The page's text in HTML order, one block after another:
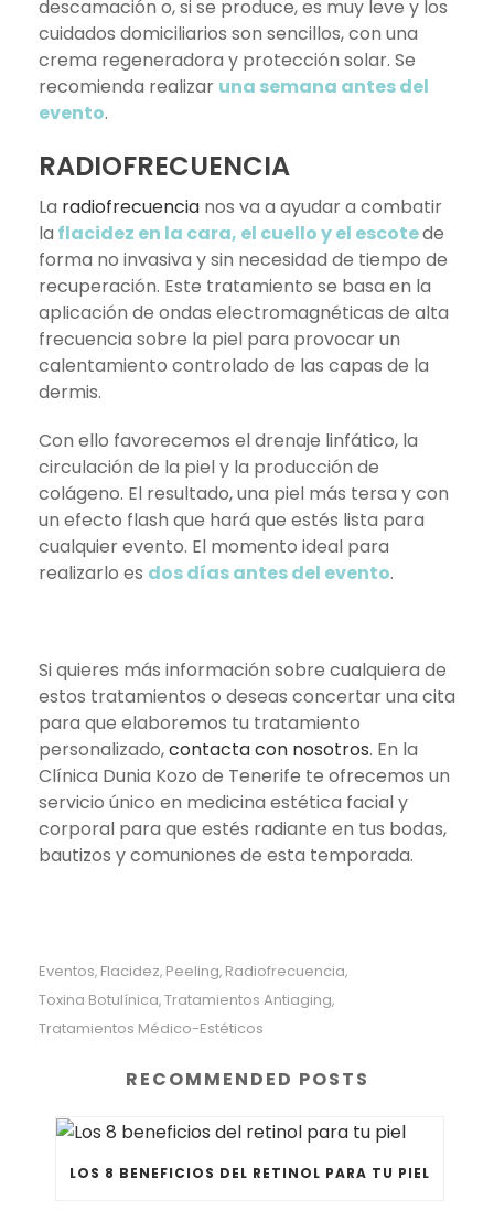
descamación o, si se produce, es muy leve y los
cuidados domiciliarios son sencillos, con una
crema regeneradora y protección solar.​ Se
recomienda realizar una semana antes del
evento.
RADIOFRECUENCIA
La radiofrecuencia nos va a ayudar a combatir
la flacidez en la cara, el cuello y el escotede
forma no invasiva y sin necesidad de tiempo de
recuperación. Este tratamiento se basa en la
aplicación de ondas electromagnéticas de alta
frecuencia sobre la piel para provocar un
calentamiento controlado de las capas de la
dermis.
Con ello favorecemos el drenaje linfático, la
circulación de la piel y la producción de
colágeno. El resultado, una piel más tersa y con
un efecto flash que hará que estés lista para
cualquier evento. El momento ideal para
realizarlo es dos días antes del evento.
Si quieres más información sobre cualquiera de
estos tratamientos o deseas concertar una cita
para que elaboremos tu tratamiento
personalizado,contacta con nosotros. En la
Clínica Dunia Kozo de Tenerife te ofrecemos un
servicio único en medicina estética facial y
corporal para que estés radiante en tus bodas,
bautizos y comuniones de esta temporada.
Eventos, Flacidez, Peeling, Radiofrecuencia,
Toxina Botulínica,Tratamientos Antiaging,
Tratamientos Médico-Estéticos
RECOMMENDED POSTS
LOS 8 BENEFICIOS DEL RETINOL PARA TU PIEL